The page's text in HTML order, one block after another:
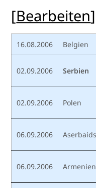
[Bearbeiten]
16.08.2006 Belgien
02.09.2006 Serbien
02.09.2006 Polen
06.09.2006
06.09.2006 Armenien